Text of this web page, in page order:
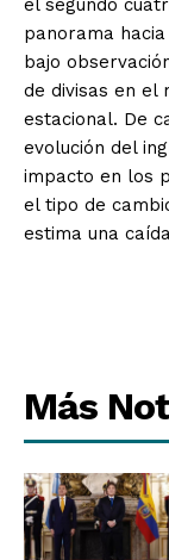
el segundo
panorama
bajo
de divisas en el
estacional. De
evolución del
impacto en los
el tipo de
estima una
Más